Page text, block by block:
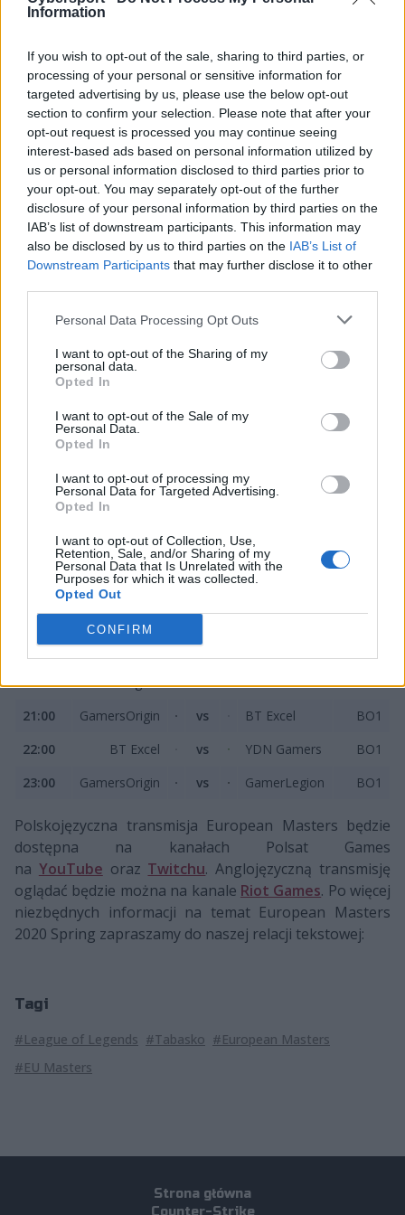
Information
If you wish to opt-out of the sale, sharing to third parties, or
processing of your personal or sensitive information for
targeted advertising by us, please use the below opt-out
section to confirm your selection. Please note that after your
opt-out request is processed you may continue seeing
interest-based ads based on personal information utilized by
us or personal information disclosed to third parties prior to
your opt-out. You may separately opt-out of the further
disclosure of your personal information by third parties on the
IAB’s list of downstream participants. This information may
also be disclosed by us to third parties on the IAB’s List of
Downstream Participants that may further disclose it to other
Personal Data Processing Opt Outs
I want to opt-out of the Sharing of my
personal data.
Opted In
I want to opt-out of the Sale of my
Personal Data.
Opted In
I want to opt-out of processing my
Personal Data for Targeted Advertising.
Opted In
I want to opt-out of Collection, Use,
Retention, Sale, and/or Sharing of my
Personal Data that Is Unrelated with the
Purposes for which it was collected.
Opted Out
CONFIRM
pucharowej prestiżowego turnieju, ale o pierwsze
jednak oczy polskich fanów League of Legends będą
skierowane ku YDN Gamers, bo to właśnie te barwy na
co dzień przywdziewa Wojciech "Tabasko" Kruza, który
dziś powalczy o miejsce w play-offach.
Przypomnijmy, że Kruza i jego koledzy w pierwszej
rundzie zmagań w grupie A zanotowali identyczne
rezultaty, co AGO ROGUE. YDN Gamers wygrało tylko
jedno z trzech spotkań i na ten moment jego sytuacja w
zestawieniu nie wygląda szczególnie kolorowo. Należy
jednak pamiętać, że szanse na awans do kolejnego
etapu nadal są i to całkiem spore, wystarczy zresztą
spojrzeć na to, czego dokonali wczorajszego wieczoru
na całą sytuację, znajdujące się w grupie A
GamerLegion oraz GamersOrigin są zespołami, które
oczekiwać, że każdy z nich ulegnie zawodnikom YDN, a
przecież za rogiem jest także BT Excel, które bez dwóch
pozostawioną po pierwszych trzech starciach w grupie.
Harmonogram
30 kwietnia
18:00
GamerLegion vs BT Excel
BO1
19:00
YDN Gamers vs
20:00
GamerLegion vs YDN Gamers
BO1
21:00
GamersOrigin vs BT Excel
BO1
22:00
BT Excel vs YDN Gamers
BO1
23:00
GamersOrigin vs GamerLegion BO1
Polskojęzyczna transmisja European Masters będzie
dostępna na kanałach Polsat Games
na YouTube oraz Twitchu. Anglojęzyczną transmisję
oglądać będzie można na kanale Riot Games. Po więcej
niezbędnych informacji na temat European Masters
2020 Spring zapraszamy do naszej relacji tekstowej:
Tagi
#League of Legends #Tabasko #European Masters
#EU Masters
Strona główna
Counter-Strike